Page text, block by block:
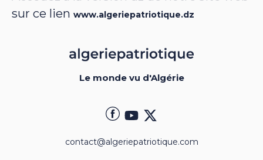
sur ce lien www.algeriepatriotique.dz
Le monde vu d'Algérie
contact@algeriepatriotique.com